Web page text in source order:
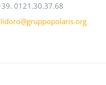
0121.30.37.68